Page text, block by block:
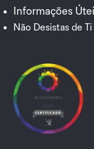
Informações
Não Desistas de Ti